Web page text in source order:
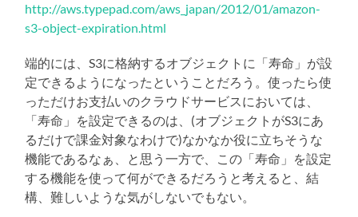
http://aws.typepad.com/aws_japan/2012/01/amazon-
s3-object-expiration.html
端的には、S3に格納するオブジェクトに「寿命」が設
定できるようになったということだろう。使ったら使
っただけお支払いのクラウドサービスにおいては、
「寿命」を設定できるのは、(オブジェクトがS3にあ
るだけで課金対象なわけで)なかなか役に立ちそうな
機能であるなぁ、と思う一方で、この「寿命」を設定
する機能を使って何ができるだろうと考えると、結
構、難しいような気がしないでもない。